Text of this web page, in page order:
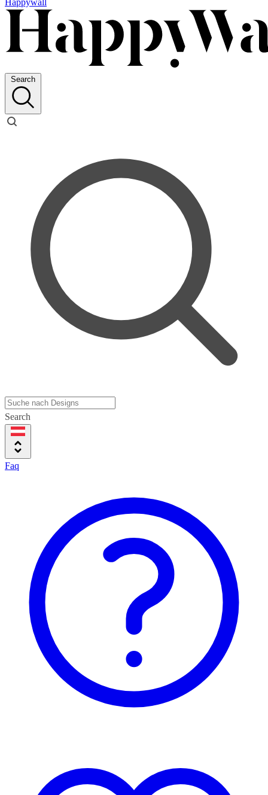
Happywall
Search
Search
Faq